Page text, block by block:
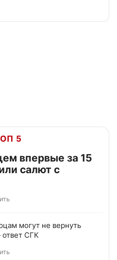
5
впервые за 15
салют с
могут не вернуть
СГК